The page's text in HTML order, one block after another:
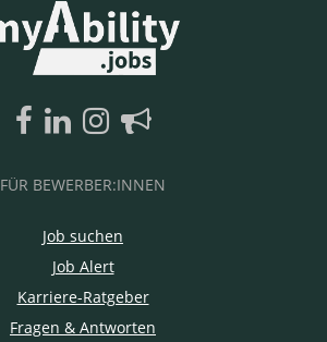
FÜR BEWERBER:INNEN
Job suchen
Job Alert
Karriere-Ratgeber
Fragen & Antworten